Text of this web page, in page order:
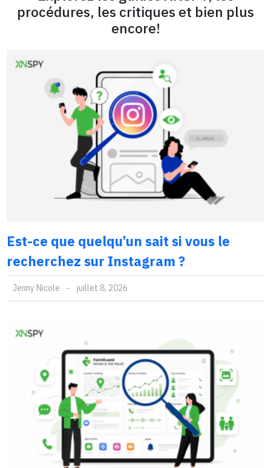
procédures, les critiques et bien plus
encore!
Est-ce que quelqu’un sait si vous le
recherchez sur Instagram ?
Jenny Nicole - juillet 8, 2026